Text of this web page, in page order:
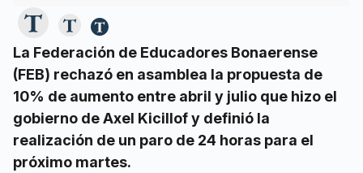
La Federación de Educadores Bonaerense
(FEB) rechazó en asamblea la propuesta de
10% de aumento entre abril y julio que hizo el
gobierno de Axel Kicillof y definió la
realización de un paro de 24 horas para el
próximo martes.